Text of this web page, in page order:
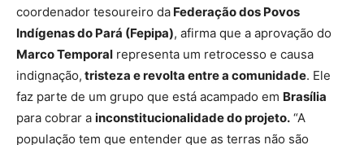
coordenador tesoureiro da Federação dos Povos
Indígenas do Pará (Fepipa), afirma que a aprovação do
Marco Temporal representa um retrocesso e causa
indignação, tristeza e revolta entre a comunidade. Ele
faz parte de um grupo que está acampado em Brasília
para cobrar a inconstitucionalidade do projeto. “A
população tem que entender que as terras não são